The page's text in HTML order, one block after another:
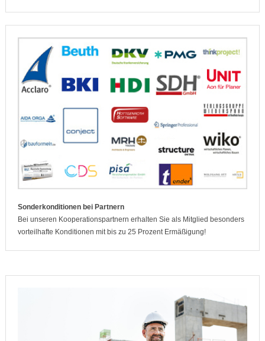
Sonderkonditionen bei Partnern
Bei unseren Kooperationspartnern erhalten Sie als Mitglied besonders
vorteilhafte Konditionen mit bis zu 25 Prozent Ermäßigung!